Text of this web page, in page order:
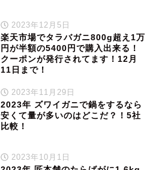
2023年12月5日
楽天市場でタラバガニ800g超え1万
円が半額の5400円で購入出来る！
クーポンが発行されてます！12月
11日まで！
2023年11月29日
2023年 ズワイガニで鍋をするなら
安くて量が多いのはどこだ？！5社
比較！
2023年10月1日